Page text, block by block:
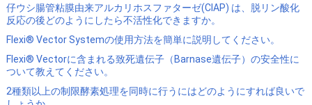
仔ウシ腸管粘膜由来アルカリホスファターゼ(CIAP) は、脱リン酸化
反応の後どのようにしたら不活性化できますか。
Flexi® Vector Systemの使用方法を簡単に説明してください。
Flexi® Vectorに含まれる致死遺伝子（Barnase遺伝子）の安全性に
ついて教えてください。
2種類以上の制限酵素処理を同時に行うにはどのようにすれば良いで